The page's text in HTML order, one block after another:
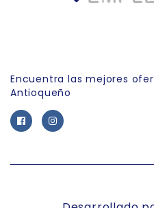
Encuentra las mejores
Antioqueño